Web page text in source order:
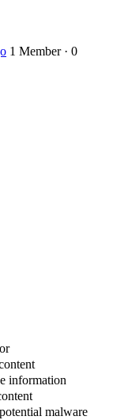
1 Member · 0
information
malware